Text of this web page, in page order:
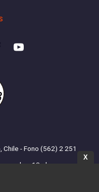
- Fono (562) 2 251
13.cl
X